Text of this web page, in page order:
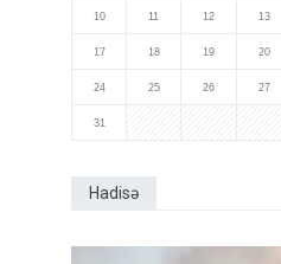
10 11 12 13
17 18 19 20
24 25 26 27
31
Hadisə